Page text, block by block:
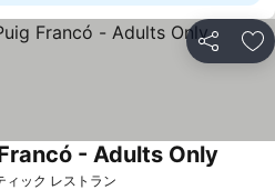
シェア お
ィック レストラン
- Adults Only